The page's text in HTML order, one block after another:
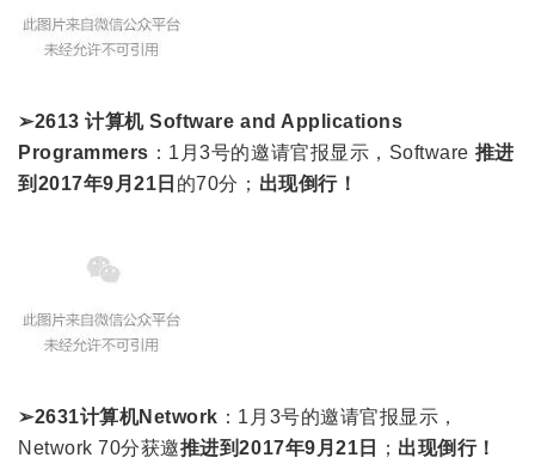
➢2613 计算机 Software and Applications
Programmers ：1月3号的邀请官报显示，Software 推进
到2017年9月21日 的70分； 出现倒行！
➢2631计算机Network ：1月3号的邀请官报显示，
Network 70分获邀推进到2017年9月21日 ； 出现倒行！